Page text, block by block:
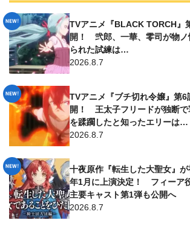
TVアニメ『BLACK TORCH』
開！ 弐郎、一華、零司が物ノ
られた試練は…
2026.8.7
TVアニメ『ブチ切れ令嬢』第6
開！ 王太子フリードが独断で
を蹂躙したと知ったエリーは…
2026.8.7
十夜原作『転生した大聖女』
年1月に上演決定！ フィーア
主要キャスト第1弾も公開へ
2026.8.7